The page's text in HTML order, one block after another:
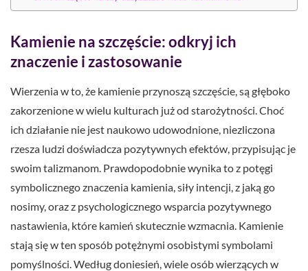
Kamienie na szczęście: odkryj ich
znaczenie i zastosowanie
Wierzenia w to, że kamienie przynoszą szczęście, są głęboko
zakorzenione w wielu kulturach już od starożytności. Choć
ich działanie nie jest naukowo udowodnione, niezliczona
rzesza ludzi doświadcza pozytywnych efektów, przypisując je
swoim talizmanom. Prawdopodobnie wynika to z potęgi
symbolicznego znaczenia kamienia, siły intencji, z jaką go
nosimy, oraz z psychologicznego wsparcia pozytywnego
nastawienia, które kamień skutecznie wzmacnia. Kamienie
stają się w ten sposób potężnymi osobistymi symbolami
pomyślności. Według doniesień, wiele osób wierzących w